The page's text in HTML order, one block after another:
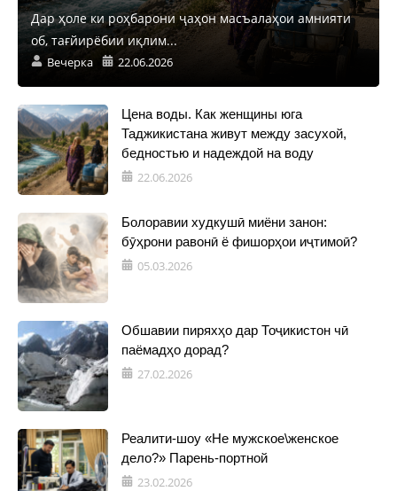
Дар ҳоле ки роҳбарони ҷаҳон масъалаҳои амнияти
об, тағйирёбии иқлим...
Вечерка 22.06.2026
Цена воды. Как женщины юга
Таджикистана живут между засухой,
бедностью и надеждой на воду
22.06.2026
Болоравии худкушӣ миёни занон:
бӯҳрони равонӣ ё фишорҳои иҷтимоӣ?
05.03.2026
Обшавии пиряхҳо дар Тоҷикистон чӣ
паёмадҳо дорад?
27.02.2026
Реалити-шоу «Не мужское\женское
дело?» Парень-портной
23.02.2026